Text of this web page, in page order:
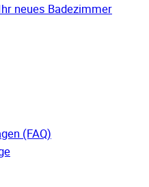
neues Badezimmer
(FAQ)